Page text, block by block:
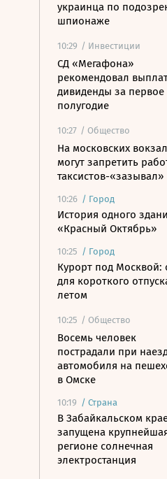
украинца по
шпионаже
10:29 / Инвестиции
СД «Мегафона»
рекомендовал
дивиденды за первое
полугодие
10:27 / Общество
На московских
могут запретить
таксистов-«зазывал»
10:26 / Город
История одного
«Красный Октябрь»
10:25 / Город
Курорт под Москвой:
для короткого
летом
10:25 / Общество
Восемь человек
пострадали при
автомобиля на
в Омске
10:19 / Страна
В Забайкальском
запущена
регионе солнечная
электростанция